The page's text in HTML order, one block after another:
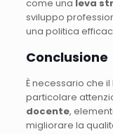
come una leva
sviluppo
una politica
Conclusione
È necessario che
particolare
docente,
migliorare la